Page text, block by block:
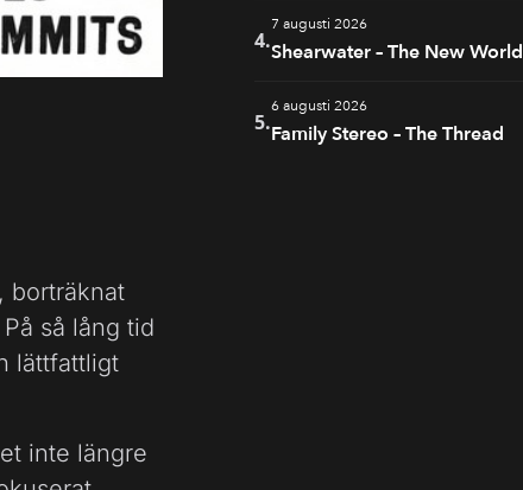
borträknat
så lång tid
lättfattligt
inte längre
4.
7 augusti 2026
Shearwater – The New World
5.
6 augusti 2026
Family Stereo – The Thread